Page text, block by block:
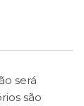
será
são